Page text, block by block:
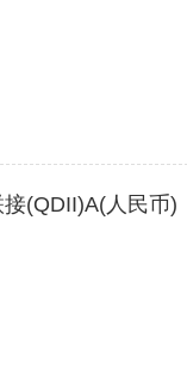
(QDII)A(人民币)